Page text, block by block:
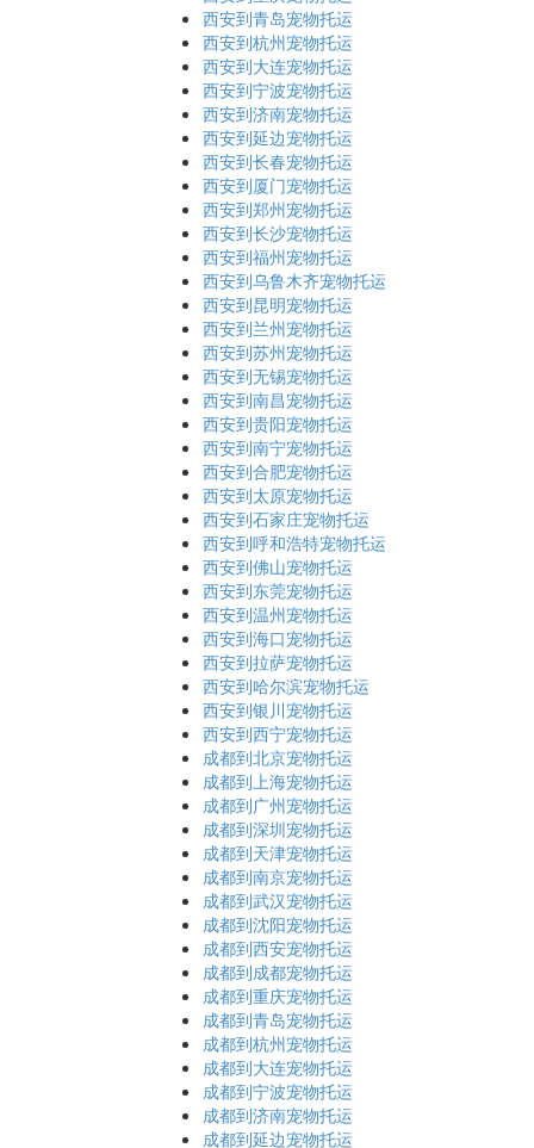
西安到青岛宠物托运
西安到杭州宠物托运
西安到大连宠物托运
西安到宁波宠物托运
西安到济南宠物托运
西安到延边宠物托运
西安到长春宠物托运
西安到厦门宠物托运
西安到郑州宠物托运
西安到长沙宠物托运
西安到福州宠物托运
西安到乌鲁木齐宠物托运
西安到昆明宠物托运
西安到兰州宠物托运
西安到苏州宠物托运
西安到无锡宠物托运
西安到南昌宠物托运
西安到贵阳宠物托运
西安到南宁宠物托运
西安到合肥宠物托运
西安到太原宠物托运
西安到石家庄宠物托运
西安到呼和浩特宠物托运
西安到佛山宠物托运
西安到东莞宠物托运
西安到温州宠物托运
西安到海口宠物托运
西安到拉萨宠物托运
西安到哈尔滨宠物托运
西安到银川宠物托运
西安到西宁宠物托运
成都到北京宠物托运
成都到上海宠物托运
成都到广州宠物托运
成都到深圳宠物托运
成都到天津宠物托运
成都到南京宠物托运
成都到武汉宠物托运
成都到沈阳宠物托运
成都到西安宠物托运
成都到成都宠物托运
成都到重庆宠物托运
成都到青岛宠物托运
成都到杭州宠物托运
成都到大连宠物托运
成都到宁波宠物托运
成都到济南宠物托运
成都到延边宠物托运